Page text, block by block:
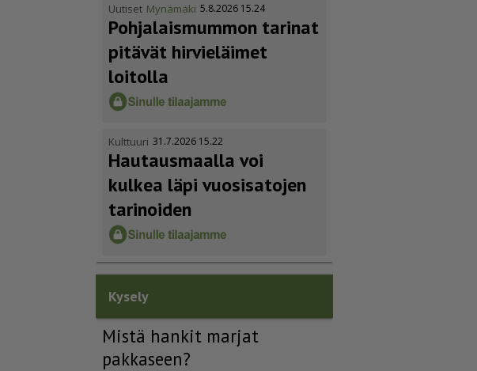
Uutiset Mynämäki 5.8.2026 15.24
Pohja­lais­mummon tarinat
pitävät hirvieläimet
loitolla
Kulttuuri 31.7.2026 15.22
Hautausmaalla voi
kulkea läpi vuosisatojen
tarinoiden
Kysely
Mistä hankit marjat
pakkaseen?